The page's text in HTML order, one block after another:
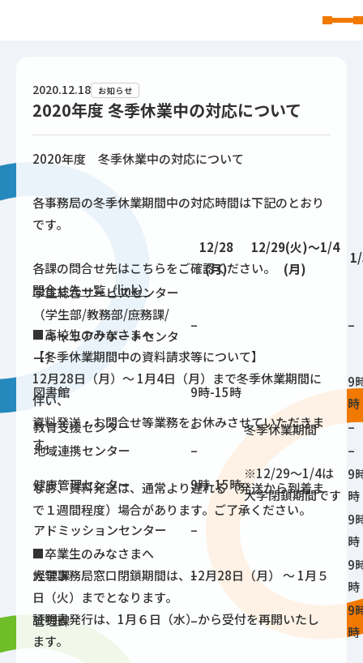
2020.12.18 お知らせ
2020年度 冬季休業中の対応について
2020年度 冬季休業中の対応について
各事務局の冬季休業期間中の対応時間は下記のとおり
です。
12/28
(月)
12/29(火)～1/4
(月)
学生総合サービスセンター
（学生部/教務部/庶務課/
キャリアサポートセンタ
ー）
–
冬季休業期間
※12/29～1/4は
大学閉鎖期間です
–
図書館 9時-15時
9
時
教育支援センター
–
–
地域連携センター
–
–
健康管理センター
9時-15時
9
時
アドミッションセンター
–
9
時
経理課
–
9
時
管理課
–
9
時
各課の問合せ先はこちらをご確認ください。
問合せ先一覧（link）
■高校生のみなさまへ
【冬季休業期間中の資料請求等について】
12月28日（月）～ 1月4日（月）まで冬季休業期間に
伴い、
資料発送・お問合せ等業務をお休みさせていただきま
す。
なお、資料発送は、通常より遅れる（発送から到着ま
で１週間程度）場合があります。ご了承ください。
■卒業生のみなさまへ
大学事務局窓口閉鎖期間は、12月28日（月） ～ 1月５
日（火）までとなります。
証明書発行は、1月６日（水）から受付を再開いたし
ます。